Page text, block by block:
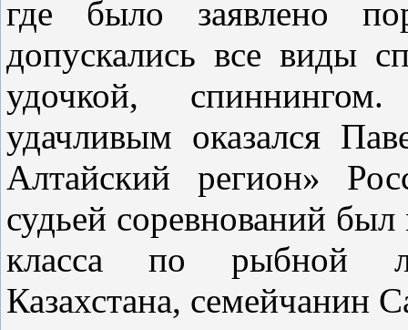
где было заявлено
допускались все виды
удочкой,
удачливым оказался
Алтайский регион»
судьей соревнований
класса по рыбной
Казахстана, семейчанин